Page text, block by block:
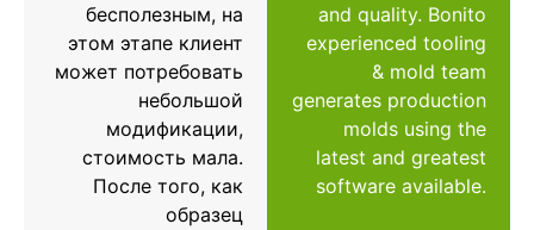
бесполезным, на
этом этапе клиент
может потребовать
небольшой
модификации,
стоимость мала.
После того, как
образец
and quality. Bonito
experienced tooling
& mold team
generates production
molds using the
latest and greatest
software available.